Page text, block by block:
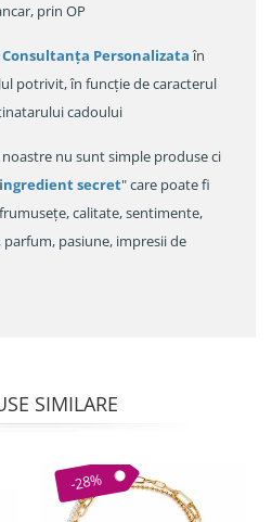
prin OP
Consultanța Personalizataîn
potrivit, în funcție de caracterul
cadoului
nu sunt simple produse ci
secret" care poate fi
calitate, sentimente,
pasiune, impresii de
SIMILARE
-28%